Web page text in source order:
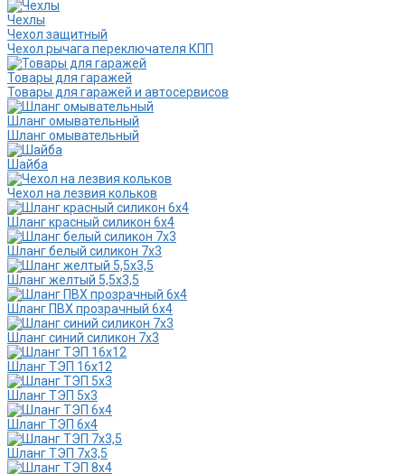
Чехлы
Чехол защитный
Чехол рычага переключателя КПП
Товары для гаражей
Товары для гаражей и автосервисов
Шланг омывательный
Шланг омывательный
Шайба
Чехол на лезвия кольков
Шланг красный силикон 6х4
Шланг белый силикон 7х3
Шланг желтый 5,5х3,5
Шланг ПВХ прозрачный 6х4
Шланг синий силикон 7х3
Шланг ТЭП 16х12
Шланг ТЭП 5х3
Шланг ТЭП 6х4
Шланг ТЭП 7х3,5